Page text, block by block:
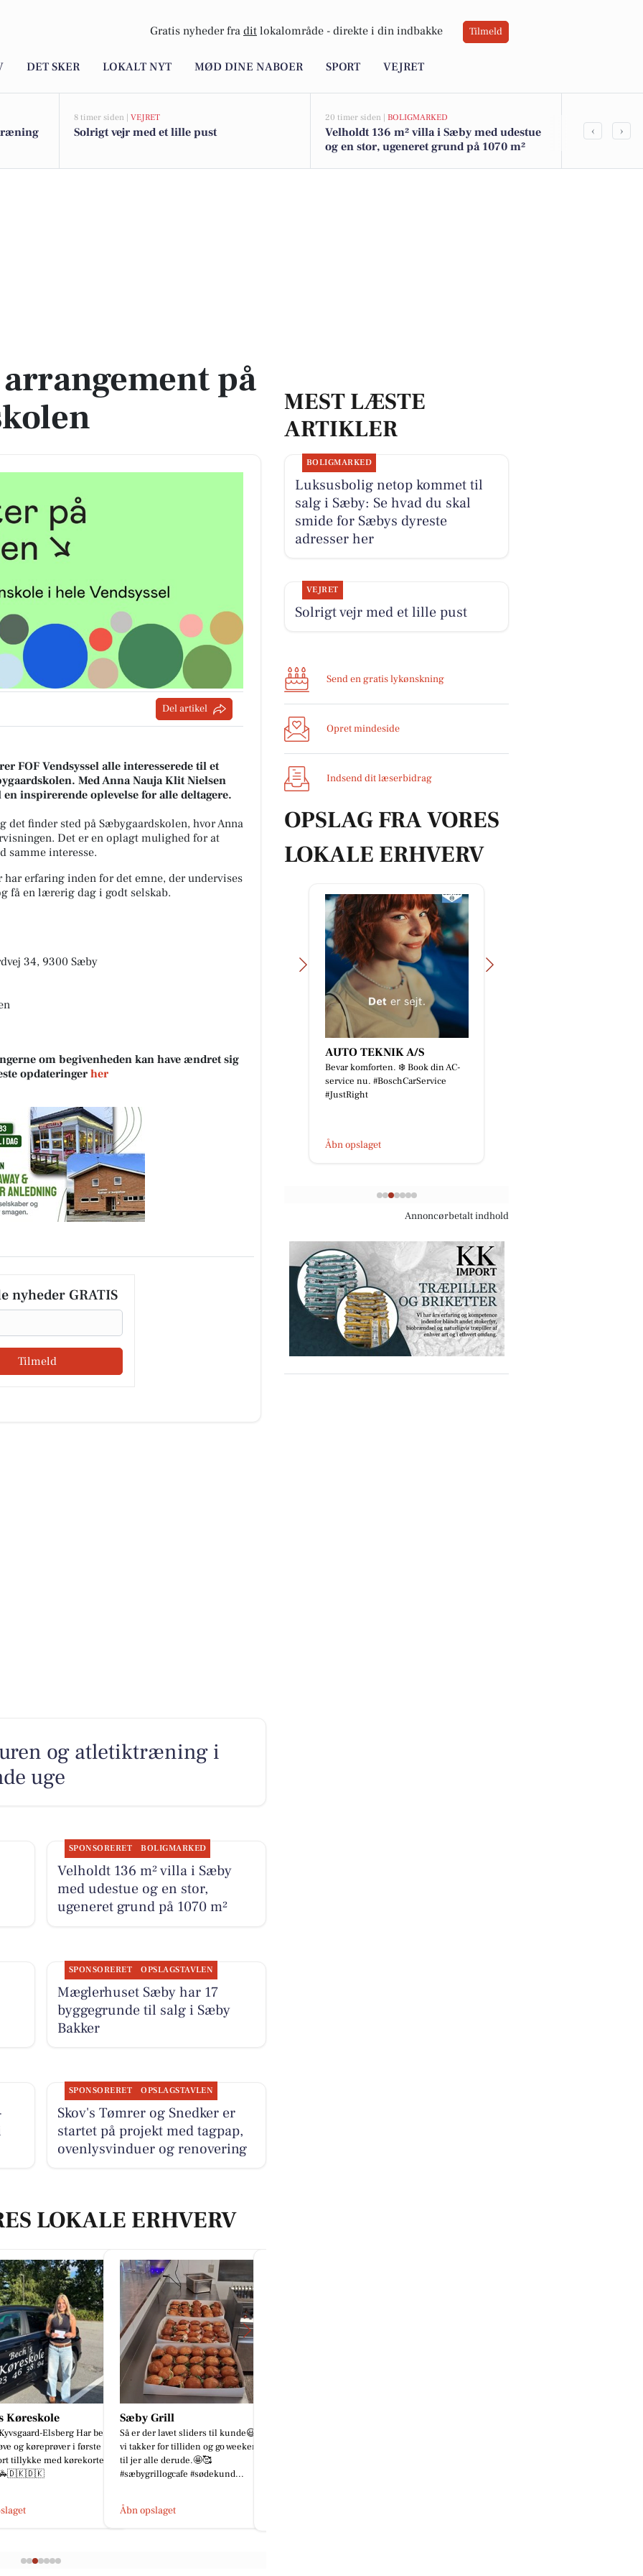
Gratis nyheder fra dit lokalområde - direkte i din indbakke Tilmeld
DET SKER LOKALT NYT MØD DINE NABOER SPORT VEJRET
8 timer siden | VEJRET
Solrigt vejr med et lille pust
20 timer siden | BOLIGMARKED
Velholdt 136 m² villa i Sæby med udestue
og en stor, ugeneret grund på 1070 m²
Savner du
‹ ›
på
Del artikel
FOF Vendsyssel alle interesserede til et
Med Anna Nauja Klit Nielsen
inspirerende oplevelse for alle deltagere.
det finder sted på Sæbygaardskolen, hvor Anna
Det er en oplagt mulighed for at
samme interesse.
erfaring inden for det emne, der undervises
få en lærerig dag i godt selskab.
34, 9300 Sæby
om begivenheden kan have ændret sig
opdateringer her
nyheder GRATIS
Tilmeld
MEST LÆSTE
ARTIKLER
BOLIGMARKED
Luksusbolig netop kommet til
salg i Sæby: Se hvad du skal
smide for Sæbys dyreste
adresser her
VEJRET
Solrigt vejr med et lille pust
Send en gratis lykønskning
Opret mindeside
Indsend dit læserbidrag
OPSLAG FRA VORES
LOKALE ERHVERV
9.
Skov's Tømrer og Snedker
👀 Kan du gætte, hvor stort det her
projekt bliver? Vi er netop startet
ovenlysvinduer og en ge...
Åbn opslaget
AUTO TEKNIK A/S
Bevar komforten. ❄️ Book din AC-
service nu. #BoschCarService
#JustRight
Åbn opslaget
Annoncørbetalt indhold
og atletiktræning i
uge
SPONSORERET BOLIGMARKED
Velholdt 136 m² villa i Sæby
med udestue og en stor,
ugeneret grund på 1070 m²
SPONSORERET OPSLAGSTAVLEN
Mæglerhuset Sæby har 17
byggegrunde til salg i Sæby
Bakker
SPONSORERET OPSLAGSTAVLEN
Skov's Tømrer og Snedker er
startet på projekt med tagpap,
ovenlysvinduer og renovering
LOKALE ERHVERV
Køreskole
Elsberg Har best
og køreprøver i første
tillykke med kørekortet
Sæby Grill
Så er der lavet sliders til kunde😃
vi takker for tilliden og go weekend
til jer alle derude.🤩🥰
#sæbygrillogcafe #sødekund...
Åbn opslaget